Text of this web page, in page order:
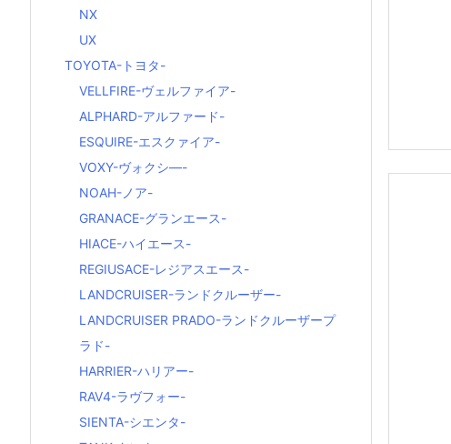
NX
UX
TOYOTA-トヨタ-
VELLFIRE-ヴェルファイア-
ALPHARD-アルファード-
ESQUIRE-エスクァイア-
VOXY-ヴォクシ―-
NOAH-ノア-
GRANACE-グランエース-
HIACE-ハイエース-
REGIUSACE-レジアスエース-
LANDCRUISER-ランドクルーザー-
LANDCRUISER PRADO-ランドクルーザープ
ラド-
HARRIER-ハリアー-
RAV4-ラヴフォー-
SIENTA-シエンタ-